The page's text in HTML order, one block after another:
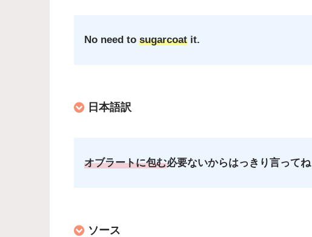
No need tosugarcoat it.
日本語訳
オブラートに包む必要ないからはっきり言ってね
ソース